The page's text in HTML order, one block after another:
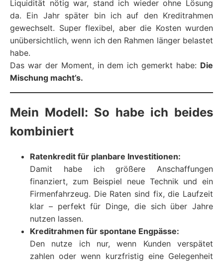
Liquidität nötig war, stand ich wieder ohne Lösung
da. Ein Jahr später bin ich auf den Kreditrahmen
gewechselt. Super flexibel, aber die Kosten wurden
unübersichtlich, wenn ich den Rahmen länger belastet
habe.
Das war der Moment, in dem ich gemerkt habe: Die
Mischung macht’s.
Mein Modell: So habe ich beides
kombiniert
Ratenkredit für planbare Investitionen:
Damit habe ich größere Anschaffungen
finanziert, zum Beispiel neue Technik und ein
Firmenfahrzeug. Die Raten sind fix, die Laufzeit
klar – perfekt für Dinge, die sich über Jahre
nutzen lassen.
Kreditrahmen für spontane Engpässe:
Den nutze ich nur, wenn Kunden verspätet
zahlen oder wenn kurzfristig eine Gelegenheit